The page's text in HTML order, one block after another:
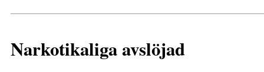
Narkotikaliga avslöjad